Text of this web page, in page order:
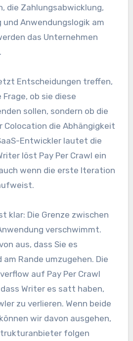
die Zahlungsabwicklung,
Anwendungslogik am
das Unternehmen
Entscheidungen treffen,
ob sie diese
sollen, sondern ob die
Colocation die Abhängigkeit
Entwickler lautet die
löst Pay Per Crawl ein
wenn die erste Iteration
klar: Die Grenze zwischen
verschwimmt.
aus, dass Sie es
Rande umzugehen. Die
auf Pay Per Crawl
Writer es satt haben,
zu verlieren. Wenn beide
wir davon ausgehen,
folgen